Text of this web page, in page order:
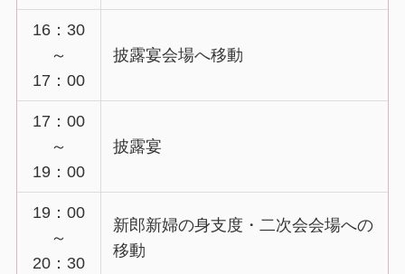
16：30
～
17：00
披露宴会場へ移動
17：00
～
19：00
披露宴
19：00
～
20：30
新郎新婦の身支度・二次会会場への
移動